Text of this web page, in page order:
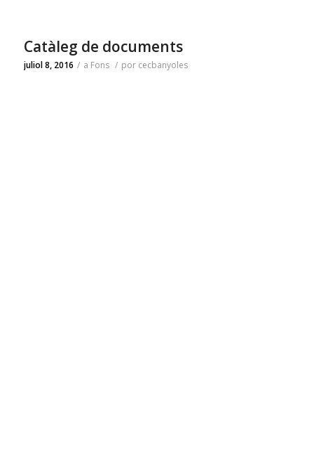
Catàleg de documents
juliol 8, 2016 / a Fons / por cecbanyoles